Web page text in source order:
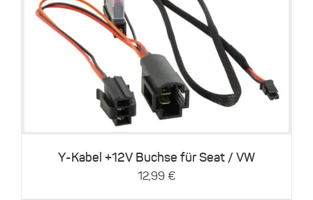
Dieses
Produkt
weist
mehrere
Varianten
auf.
können
auf
der
Details
Y-Kabel +12V Buchse für Seat / VW
12,99 €